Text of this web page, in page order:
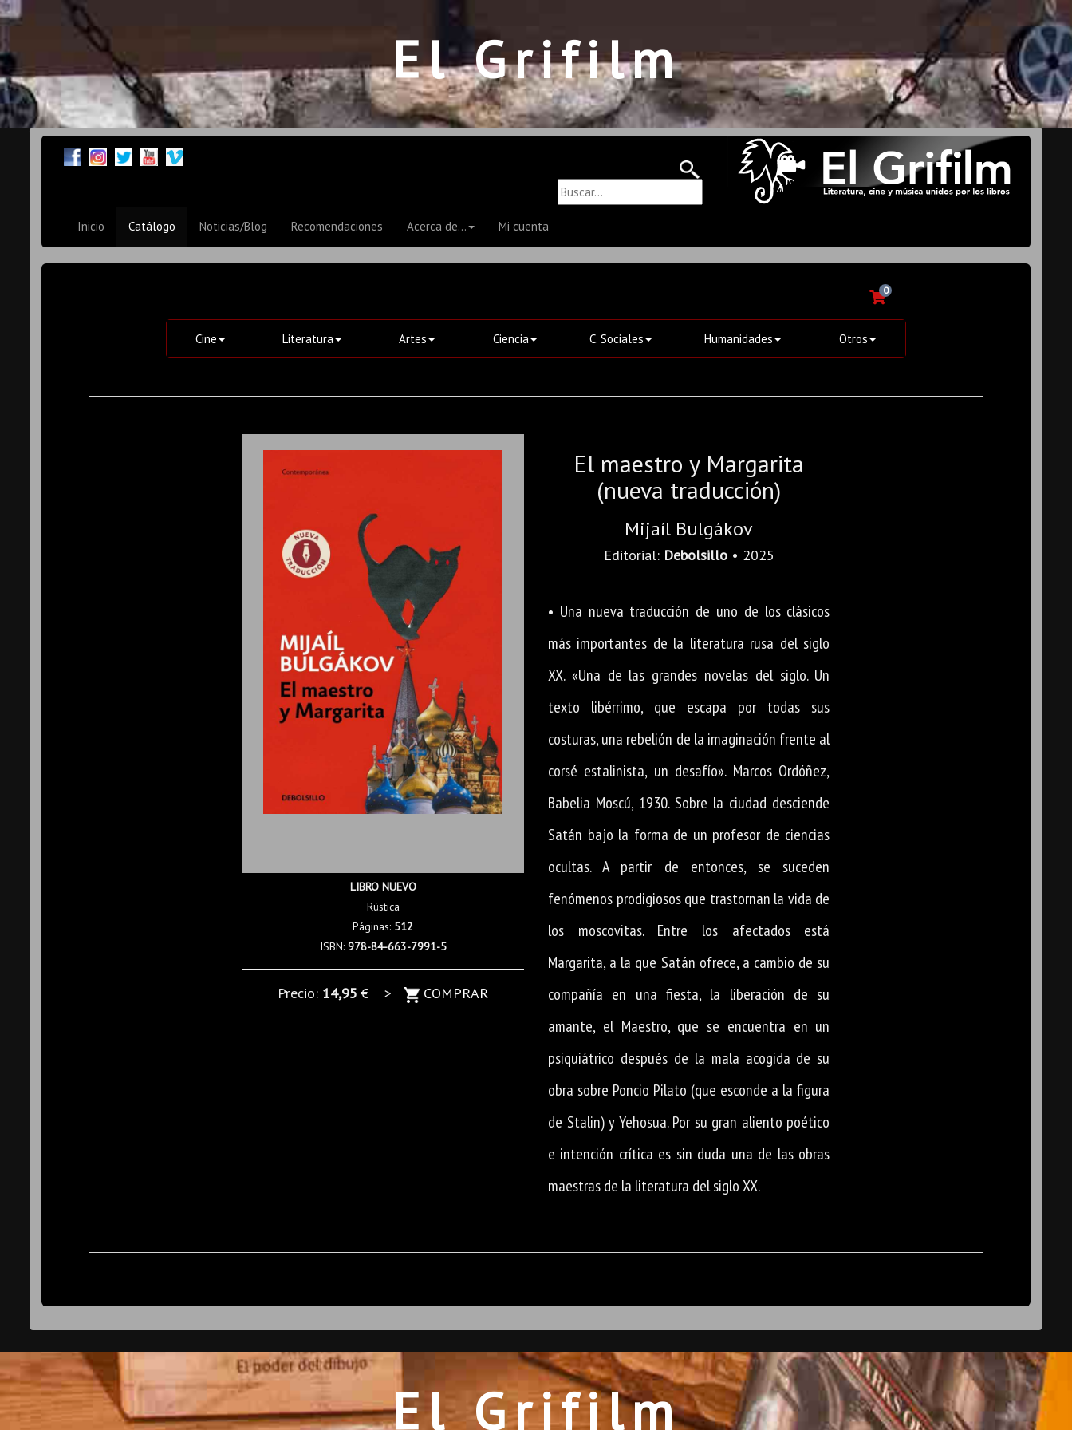
El Grifilm
Inicio Catálogo Noticias/Blog Recomendaciones Acerca de... Mi cuenta
0
Cine Literatura Artes Ciencia C. Sociales Humanidades Otros
LIBRO NUEVO
Rústica
Páginas: 512
ISBN: 978-84-663-7991-5
Precio: 14,95 € > COMPRAR
El maestro y Margarita
(nueva traducción)
Mijaíl Bulgákov
Editorial: Debolsillo• 2025
• Una nueva traducción de uno de los clásicos
más importantes de la literatura rusa del siglo
XX. «Una de las grandes novelas del siglo. Un
texto libérrimo, que escapa por todas sus
costuras, una rebelión de la imaginación frente al
corsé estalinista, un desafío». Marcos Ordóñez,
Babelia Moscú, 1930. Sobre la ciudad desciende
Satán bajo la forma de un profesor de ciencias
ocultas. A partir de entonces, se suceden
fenómenos prodigiosos que trastornan la vida de
los moscovitas. Entre los afectados está
Margarita, a la que Satán ofrece, a cambio de su
compañía en una fiesta, la liberación de su
amante, el Maestro, que se encuentra en un
psiquiátrico después de la mala acogida de su
obra sobre Poncio Pilato (que esconde a la figura
de Stalin) y Yehosua. Por su gran aliento poético
e intención crítica es sin duda una de las obras
maestras de la literatura del siglo XX.
El Grifilm